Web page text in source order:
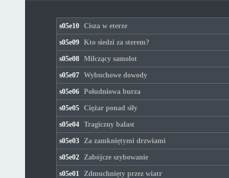
s05e10 Cisza w eterze
s05e09 Kto siedzi za sterem?
s05e08 Milczący samolot
s05e07 Wybuchowe dowody
s05e06 Południowa burza
s05e05 Ciężar ponad siły
s05e04 Tragiczny balast
s05e03 Za zamkniętymi drzwiami
s05e02 Zabójcze szybowanie
s05e01 Zdmuchnięty przez wiatr